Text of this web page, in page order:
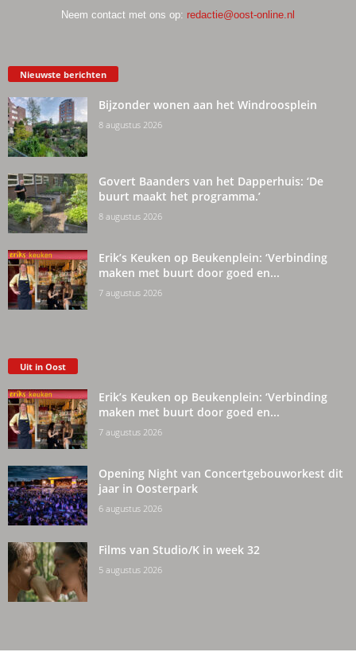
Neem contact met ons op: redactie@oost-online.nl
Nieuwste berichten
Bijzonder wonen aan het Windroosplein
8 augustus 2026
Govert Baanders van het Dapperhuis: ‘De
buurt maakt het programma.’
8 augustus 2026
Erik’s Keuken op Beukenplein: ‘Verbinding
maken met buurt door goed en...
7 augustus 2026
Uit in Oost
Erik’s Keuken op Beukenplein: ‘Verbinding
maken met buurt door goed en...
7 augustus 2026
Opening Night van Concertgebouworkest dit
jaar in Oosterpark
6 augustus 2026
Films van Studio/K in week 32
5 augustus 2026